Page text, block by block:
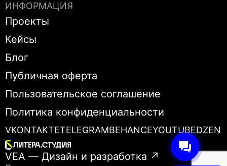
ИНФОРМАЦИЯ
Проекты
Кейсы
Блог
Публичная оферта
Пользовательское соглашение
Политика конфиденциальности
VKONTAKTETELEGRAMBEHANCEYOUTUBEDZEN
VEA — Дизайн и разработка ↗
ИСПОЛЬЗОВАНИЕ КУКИ-ФАЙЛОВ
Подробнее